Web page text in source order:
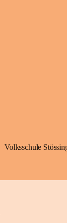
Volksschule